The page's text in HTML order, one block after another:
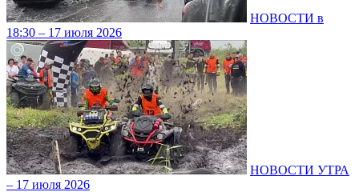
НОВОСТИ в
18:30 – 17 июля 2026
НОВОСТИ УТРА
– 17 июля 2026